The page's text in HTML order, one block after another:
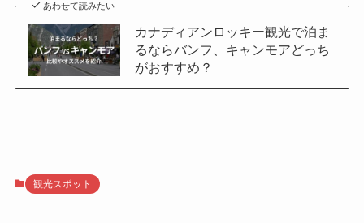
あわせて読みたい
カナディアンロッキー観光で泊ま
るならバンフ、キャンモアどっち
がおすすめ？
観光スポット